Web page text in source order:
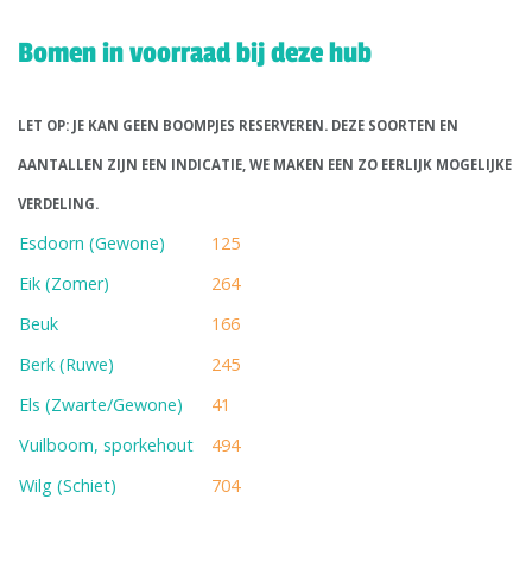
Bomen in voorraad bij deze hub
LET OP: JE KAN GEEN BOOMPJES RESERVEREN. DEZE SOORTEN EN
AANTALLEN ZIJN EEN INDICATIE, WE MAKEN EEN ZO EERLIJK MOGELIJKE
VERDELING.
Esdoorn (Gewone)
125
Eik (Zomer)
264
Beuk
166
Berk (Ruwe)
245
Els (Zwarte/Gewone)
41
Vuilboom, sporkehout
494
Wilg (Schiet)
704